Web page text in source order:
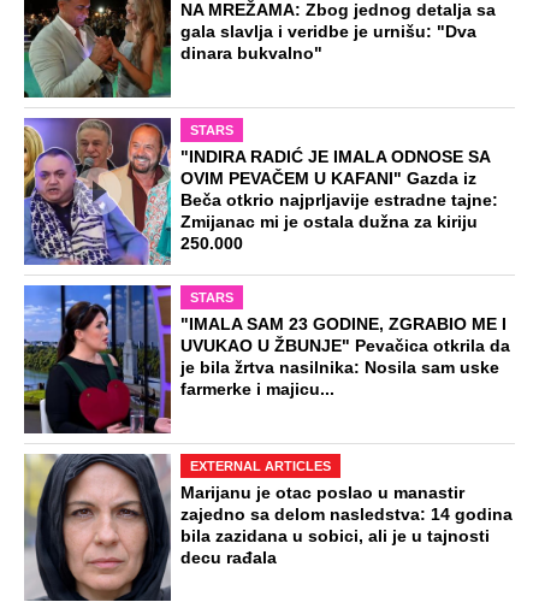
NA MREŽAMA: Zbog jednog detalja sa
gala slavlja i veridbe je urnišu: "Dva
dinara bukvalno"
STARS
"INDIRA RADIĆ JE IMALA ODNOSE SA
OVIM PEVAČEM U KAFANI" Gazda iz
Beča otkrio najprljavije estradne tajne:
Zmijanac mi je ostala dužna za kiriju
250.000
STARS
"IMALA SAM 23 GODINE, ZGRABIO ME I
UVUKAO U ŽBUNJE" Pevačica otkrila da
je bila žrtva nasilnika: Nosila sam uske
farmerke i majicu...
EXTERNAL ARTICLES
Marijanu je otac poslao u manastir
zajedno sa delom nasledstva: 14 godina
bila zazidana u sobici, ali je u tajnosti
decu rađala